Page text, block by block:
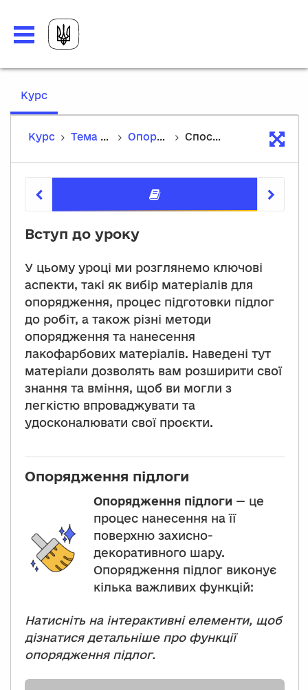
Курс,
Курс
Тема 5. Виконання опорядження підлог та їх догляд Опорядження Способи опорядження підлог
Вступ до уроку
У цьому уроці ми розглянемо ключові
аспекти, такі як вибір матеріалів для
опорядження, процес підготовки підлог
до робіт, а також різні методи
опорядження та нанесення
лакофарбових матеріалів. Наведені тут
матеріали дозволять вам розширити свої
знання та вміння, щоб ви могли з
легкістю впроваджувати та
удосконалювати свої проєкти.
Опорядження підлоги
Опорядження підлоги — це
процес нанесення на її
поверхню захисно-
декоративного шару.
Опорядження підлог виконує
кілька важливих функцій:
Натисніть на інтерактивні елементи, щоб
дізнатися детальніше про функції
опорядження підлог.